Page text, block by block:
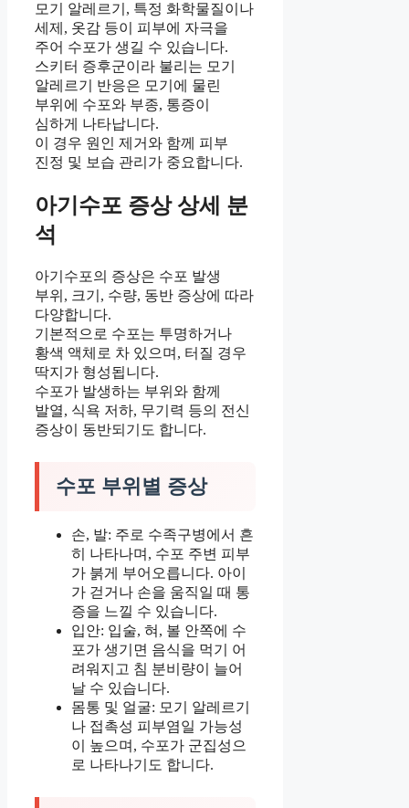
모기 알레르기, 특정 화학물질이나
세제, 옷감 등이 피부에 자극을
주어 수포가 생길 수 있습니다.
스키터 증후군이라 불리는 모기
알레르기 반응은 모기에 물린
부위에 수포와 부종, 통증이
심하게 나타납니다.
이 경우 원인 제거와 함께 피부
진정 및 보습 관리가 중요합니다.
아기수포 증상 상세 분
석
아기수포의 증상은 수포 발생
부위, 크기, 수량, 동반 증상에 따라
다양합니다.
기본적으로 수포는 투명하거나
황색 액체로 차 있으며, 터질 경우
딱지가 형성됩니다.
수포가 발생하는 부위와 함께
발열, 식욕 저하, 무기력 등의 전신
증상이 동반되기도 합니다.
수포 부위별 증상
손, 발: 주로 수족구병에서 흔
히 나타나며, 수포 주변 피부
가 붉게 부어오릅니다. 아이
가 걷거나 손을 움직일 때 통
증을 느낄 수 있습니다.
입안: 입술, 혀, 볼 안쪽에 수
포가 생기면 음식을 먹기 어
려워지고 침 분비량이 늘어
날 수 있습니다.
몸통 및 얼굴: 모기 알레르기
나 접촉성 피부염일 가능성
이 높으며, 수포가 군집성으
로 나타나기도 합니다.